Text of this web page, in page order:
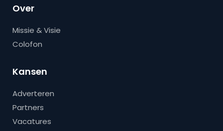
Over
Missie & Visie
Colofon
Kansen
Adverteren
Partners
Vacatures